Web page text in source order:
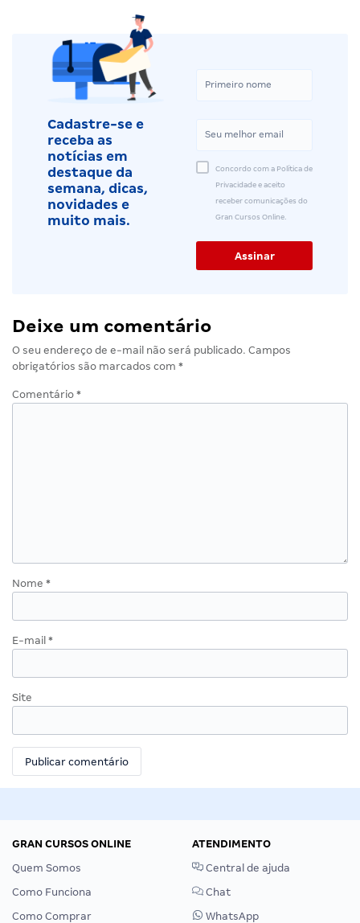
Cadastre-se e
receba as
notícias em
destaque da
semana, dicas,
novidades e
muito mais.
Concordo com a Política de
Privacidade e aceito
receber comunicações do
Gran Cursos Online.
Deixe um comentário
O seu endereço de e-mail não será publicado. Campos
obrigatórios são marcados com *
Comentário *
Nome *
E-mail *
Site
GRAN CURSOS ONLINE
Quem Somos
Como Funciona
Como Comprar
ATENDIMENTO
Central de ajuda
Chat
WhatsApp